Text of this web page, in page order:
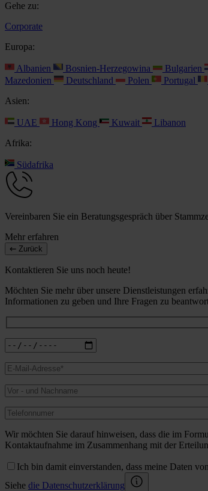
Gehe zu:
Corporate
Europa:
Albanien Bosnien-Herzegowina Bulgarien
Mazedonien
Deutschland Polen Portugal
Asien:
UAE Hong Kong Kuwait
Libanon
Afrika:
Südafrika
Vereinbaren Sie ein Beratungsgespräch über
Mehr erfahren
Zurück
Kontaktieren Sie uns noch heute!
Möchten Sie mehr über unsere Dienstleistungen
Informationen zu geben und Ihre Fragen zu
Wir möchten Sie darauf hinweisen, dass die im
Kontaktaufnahme im Zusammenhang mit der
Ich bin damit einverstanden, dass meine Daten
Siehe die Datenschutzerklärung